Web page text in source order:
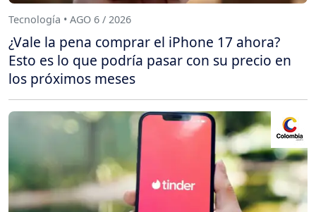
Tecnología • AGO 6 / 2026
¿Vale la pena comprar el iPhone 17 ahora?
Esto es lo que podría pasar con su precio en
los próximos meses